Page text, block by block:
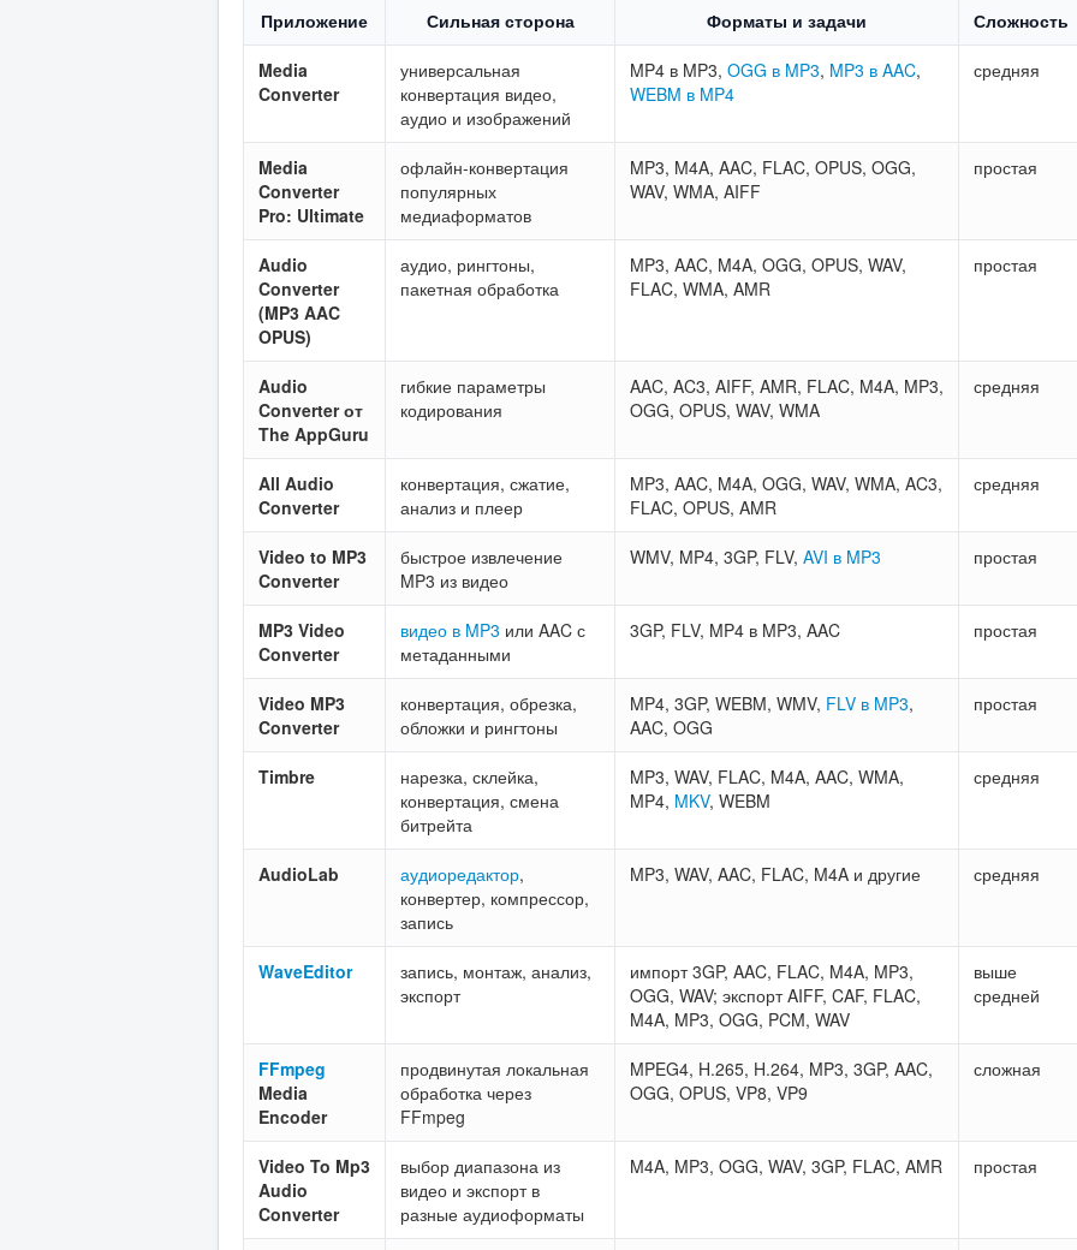
Приложение Сильная сторона Форматы и задачи Сложность
Media
Converter
универсальная
конвертация видео,
аудио и изображений
MP4 в MP3, OGG в MP3, MP3 в AAC,
WEBM в MP4
средняя
Media
Converter
Pro: Ultimate
офлайн-конвертация
популярных
медиаформатов
MP3, M4A, AAC, FLAC, OPUS, OGG,
WAV, WMA, AIFF
простая
Audio
Converter
(MP3 AAC
OPUS)
аудио, рингтоны,
пакетная обработка
MP3, AAC, M4A, OGG, OPUS, WAV,
FLAC, WMA, AMR
простая
Audio
Converter от
The AppGuru
гибкие параметры
кодирования
AAC, AC3, AIFF, AMR, FLAC, M4A, MP3,
OGG, OPUS, WAV, WMA
средняя
All Audio
Converter
конвертация, сжатие,
анализ и плеер
MP3, AAC, M4A, OGG, WAV, WMA, AC3,
FLAC, OPUS, AMR
средняя
Video to MP3
Converter
быстрое извлечение
MP3 из видео
WMV, MP4, 3GP, FLV, AVI в MP3 простая
MP3 Video
Converter
видео в MP3 или AAC с
метаданными
3GP, FLV, MP4 в MP3, AAC простая
Video MP3
Converter
конвертация, обрезка,
обложки и рингтоны
MP4, 3GP, WEBM, WMV, FLV в MP3,
AAC, OGG
простая
Timbre
нарезка, склейка,
конвертация, смена
битрейта
MP3, WAV, FLAC, M4A, AAC, WMA,
MP4, MKV, WEBM
средняя
AudioLab аудиоредактор,
конвертер, компрессор,
запись
MP3, WAV, AAC, FLAC, M4A и другие средняя
WaveEditor
запись, монтаж, анализ,
экспорт
импорт 3GP, AAC, FLAC, M4A, MP3,
OGG, WAV; экспорт AIFF, CAF, FLAC,
M4A, MP3, OGG, PCM, WAV
выше
средней
FFmpeg
Media
Encoder
продвинутая локальная
обработка через
FFmpeg
MPEG4, H.265, H.264, MP3, 3GP, AAC,
OGG, OPUS, VP8, VP9
сложная
Video To Mp3
Audio
Converter
выбор диапазона из
видео и экспорт в
разные аудиоформаты
M4A, MP3, OGG, WAV, 3GP, FLAC, AMR простая